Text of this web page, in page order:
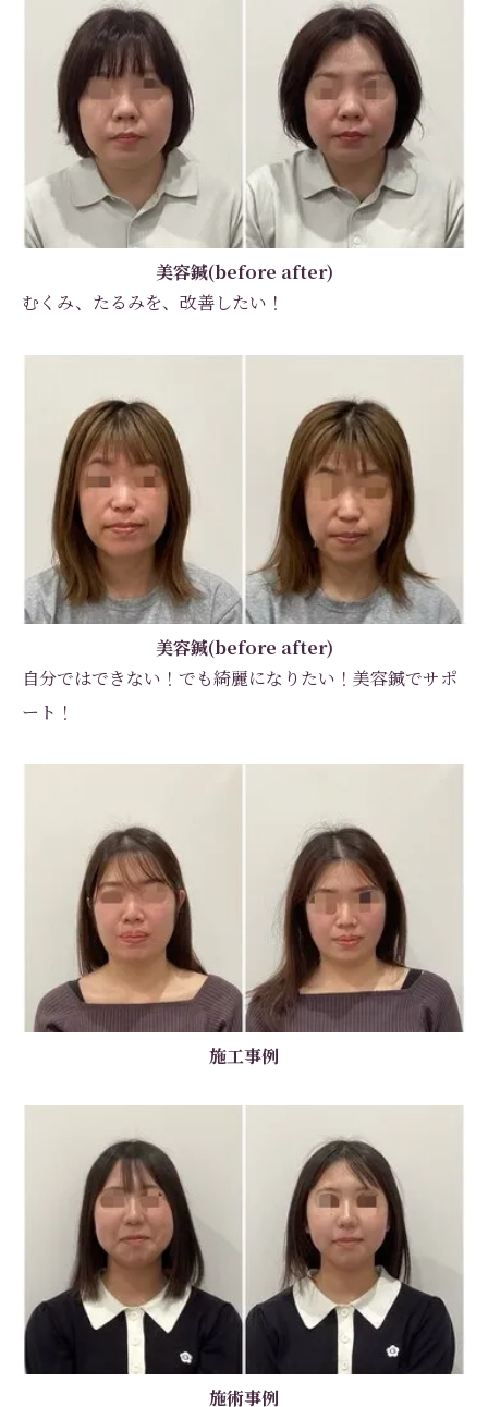
美容鍼(before after)
むくみ、たるみを、改善したい！
美容鍼(before after)
自分ではできない！でも綺麗になりたい！美容鍼でサポ
ート！
施工事例
施術事例